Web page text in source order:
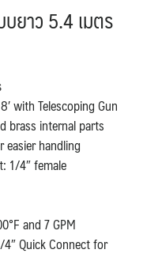
ยาว 5.4 เมตร
with Telescoping Gun
brass internal parts
handling
1/4″ female
and 7 GPM
Quick Connect for